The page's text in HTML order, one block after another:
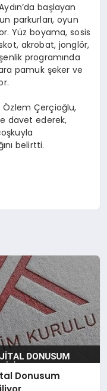
başlayan
parkurları, oyun
Yüz boyama, sosis
akrobat, jonglör,
programında
pamuk şeker ve
Özlem Çerçioğlu,
davet ederek,
belirtti.
Donusum